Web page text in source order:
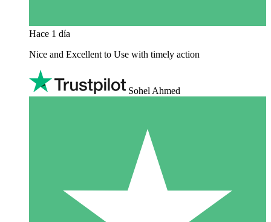
Hace 1 día
Nice and Excellent to Use with timely action
Sohel Ahmed